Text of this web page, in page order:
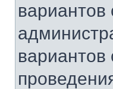
вариантов
вариантов